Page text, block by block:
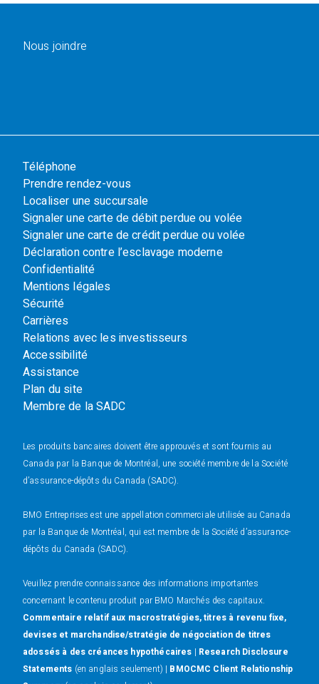
Nous joindre
Téléphone
Prendre rendez-vous
Localiser une succursale
Signaler une carte de débit perdue ou volée
Signaler une carte de crédit perdue ou volée
Déclaration contre l’esclavage moderne
Confidentialité
Mentions légales
Sécurité
Carrières
Relations avec les investisseurs
Accessibilité
Assistance
Plan du site
Membre de la SADC
Les produits bancaires doivent être approuvés et sont fournis au
Canada par la Banque de Montréal, une société membre de la Société
d’assurance-dépôts du Canada (SADC).
BMO Entreprises est une appellation commerciale utilisée au Canada
par la Banque de Montréal, qui est membre de la Société d’assurance-
dépôts du Canada (SADC).
Veuillez prendre connaissance des informations importantes
concernant le contenu produit par BMO Marchés des capitaux.
Commentaire relatif aux macrostratégies, titres à revenu fixe,
devises et marchandise/stratégie de négociation de titres
adossés à des créances hypothécaires | Research Disclosure
Statements (en anglais seulement) | BMOCMC Client Relationship